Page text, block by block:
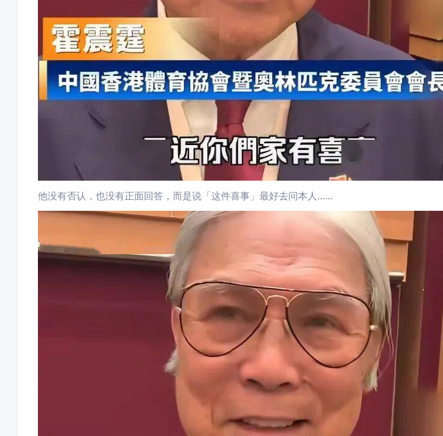
他没有否认，也没有正面回答，而是说「这件喜事」最好去问本人……